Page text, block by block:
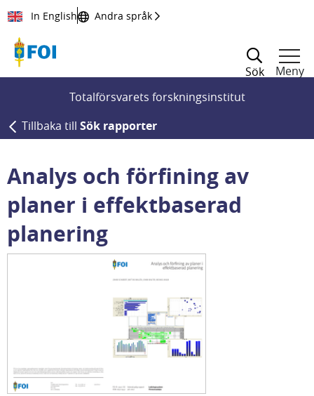
Till innehållet
In English Andra språk
Sök
Meny
Totalförsvarets forskningsinstitut
Tillbaka till Sök rapporter
Analys och förfining av
planer i effektbaserad
planering